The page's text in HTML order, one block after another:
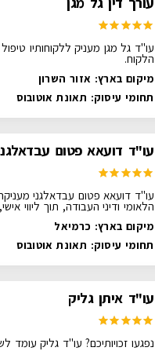
עו"ד גל מגן מעניק ללקוחותיו
הלקוח.
מיקום בארץ: אזור השרון
תחומי עיסוק: תאונת אוטובוס
עו"ד דועאא פטום
עו"ד דועאא פטום עבדאלגני מעניקה
הלאומי ודיני העבודה, תוך ליווי
מיקום בארץ: כרמיאל
תחומי עיסוק: תאונת אוטובוס
עו"ד איתן גליק
נפגעו זכויותיכם? עו"ד גליק עומד